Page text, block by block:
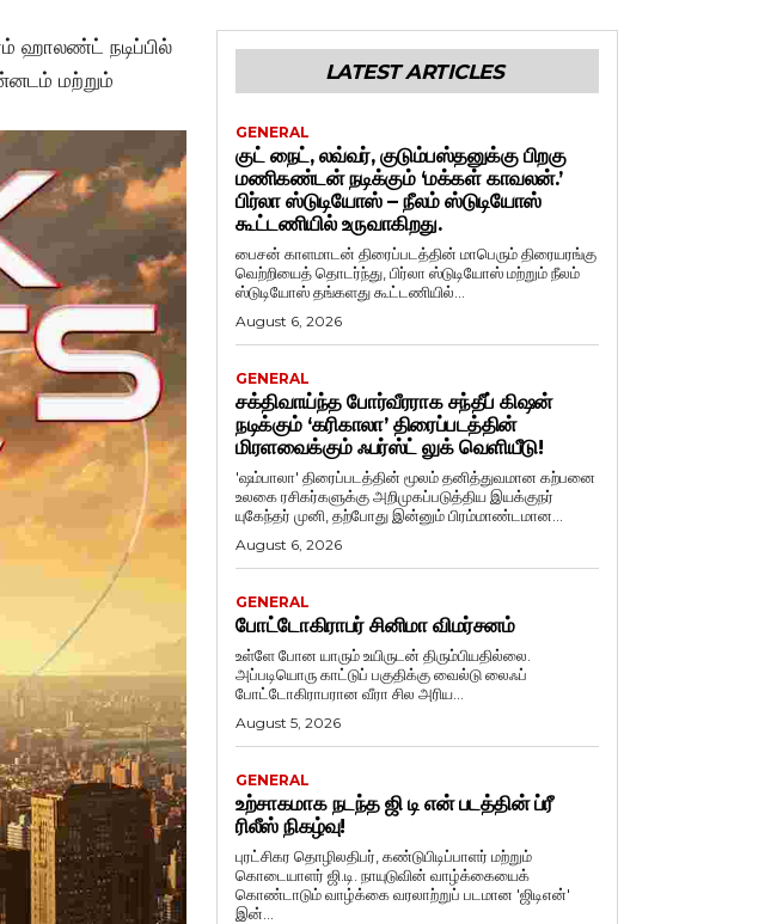
ஹாலண்ட் நடிப்பில்
மற்றும்
LATEST ARTICLES
GENERAL
குட் நைட், லவ்வர், குடும்பஸ்தனுக்கு பிறகு
மணிகண்டன் நடிக்கும் ‘மக்கள் காவலன்.’
பிர்லா ஸ்டுடியோஸ் – நீலம் ஸ்டுடியோஸ்
கூட்டணியில் உருவாகிறது.
பைசன் காளமாடன் திரைப்படத்தின் மாபெரும் திரையரங்கு
வெற்றியைத் தொடர்ந்து, பிர்லா ஸ்டுடியோஸ் மற்றும் நீலம்
ஸ்டுடியோஸ் தங்களது கூட்டணியில்...
August 6, 2026
GENERAL
சக்திவாய்ந்த போர்வீரராக சந்தீப் கிஷன்
நடிக்கும் ‘கரிகாலா’ திரைப்படத்தின்
மிரளவைக்கும் ஃபர்ஸ்ட் லுக் வெளியீடு!
'ஷம்பாலா' திரைப்படத்தின் மூலம் தனித்துவமான கற்பனை
உலகை ரசிகர்களுக்கு அறிமுகப்படுத்திய இயக்குநர்
யுகேந்தர் முனி, தற்போது இன்னும் பிரம்மாண்டமான...
August 6, 2026
GENERAL
போட்டோகிராபர் சினிமா விமர்சனம்
உள்ளே போன யாரும் உயிருடன் திரும்பியதில்லை.
அப்படியொரு காட்டுப் பகுதிக்கு வைல்டு லைஃப்
போட்டோகிராபரான வீரா சில அரிய...
August 5, 2026
GENERAL
உற்சாகமாக நடந்த ஜி டி என் படத்தின் ப்ரீ
ரிலீஸ் நிகழ்வு!
புரட்சிகர தொழிலதிபர், கண்டுபிடிப்பாளர் மற்றும்
கொடையாளர் ஜி.டி. நாயுடுவின் வாழ்க்கையைக்
கொண்டாடும் வாழ்க்கை வரலாற்றுப் படமான 'ஜிடிஎன்'
இன்...